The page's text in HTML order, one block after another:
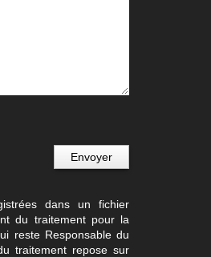
Envoyer
dans un fichier
du traitement pour la
reste Responsable du
traitement repose sur